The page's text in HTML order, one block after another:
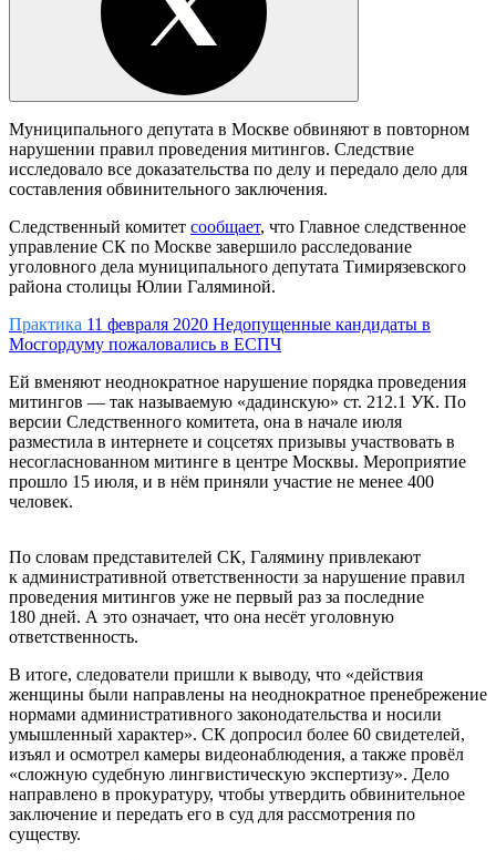
Муниципального депутата в Москве обвиняют в повторном
нарушении правил проведения митингов. Следствие
исследовало все доказательства по делу и передало дело для
составления обвинительного заключения.
Следственный комитет сообщает, что Главное следственное
управление СК по Москве завершило расследование
уголовного дела муниципального депутата Тимирязевского
района столицы Юлии Галяминой.
Практика 11 февраля 2020 Недопущенные кандидаты в
Мосгордуму пожаловались в ЕСПЧ
Ей вменяют неоднократное нарушение порядка проведения
митингов — так называемую «дадинскую» ст. 212.1 УК. По
версии Следственного комитета, она в начале июля
разместила в интернете и соцсетях призывы участвовать в
несогласнованном митинге в центре Москвы. Мероприятие
прошло 15 июля, и в нём приняли участие не менее 400
человек.
По словам представителей СК, Галямину привлекают
к административной ответственности за нарушение правил
проведения митингов уже не первый раз за последние
180 дней. А это означает, что она несёт уголовную
ответственность.
В итоге, следователи пришли к выводу, что «действия
женщины были направлены на неоднократное пренебрежение
нормами административного законодательства и носили
умышленный характер». СК допросил более 60 свидетелей,
изъял и осмотрел камеры видеонаблюдения, а также провёл
«сложную судебную лингвистическую экспертизу». Дело
направлено в прокуратуру, чтобы утвердить обвинительное
заключение и передать его в суд для рассмотрения по
существу.